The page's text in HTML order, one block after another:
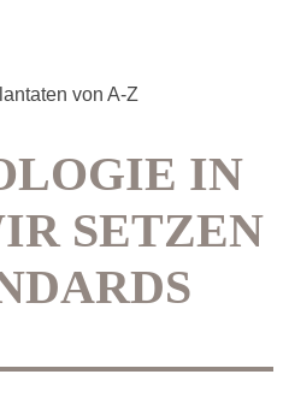
von A-Z
IN
SETZEN